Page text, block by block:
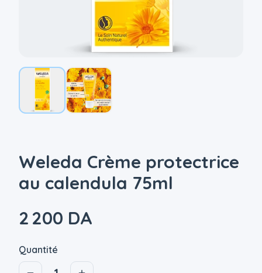
Weleda Crème protectrice
au calendula 75ml
2 200 DA
Quantité